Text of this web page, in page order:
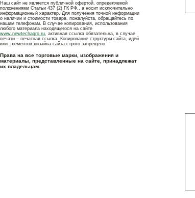
Наш сайт не является публичной офертой, определяемой
положениями Статьи 437 (2) ГК РФ., а носит исключительно
информационный характер. Для получения точной информации
о наличии и стоимости товара, пожалуйста, обращайтесь по
нашим телефонам. В случае копирования, использования
любого материала находящегося на сайте
www.newtechagro.ru, активная ссылка обязательна, в случае
печати – печатная ссылка. Копирование структуры сайта, идей
или элементов дизайна сайта строго запрещено.
Права на все торговые марки, изображения и
материалы, представленные на сайте, принадлежат
их владельцам.